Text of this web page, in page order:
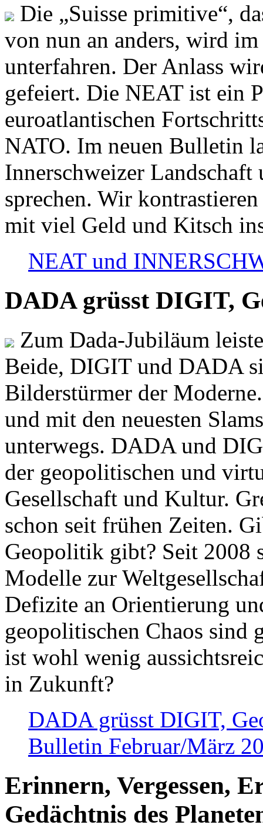
Die „Suisse primitive“,
von nun an anders, wird
unterfahren. Der Anlass
gefeiert. Die NEAT ist ein
euroatlantischen
NATO. Im neuen Bulletin
Innerschweizer
sprechen. Wir
mit viel Geld und Kitsch
NEAT und
DADA grüsst DIGIT,
Zum Dada-Jubiläum
Beide, DIGIT und DADA
Bilderstürmer der
und mit den neuesten
unterwegs. DADA und
der geopolitischen und
Gesellschaft und Kultur.
schon seit frühen Zeiten.
Geopolitik gibt? Seit 2008
Modelle zur
Defizite an Orientierung
geopolitischen Chaos sind
ist wohl wenig
in Zukunft?
DADA grüsst DIGIT,
Bulletin Februar/März
Erinnern, Vergessen,
Gedächtnis des